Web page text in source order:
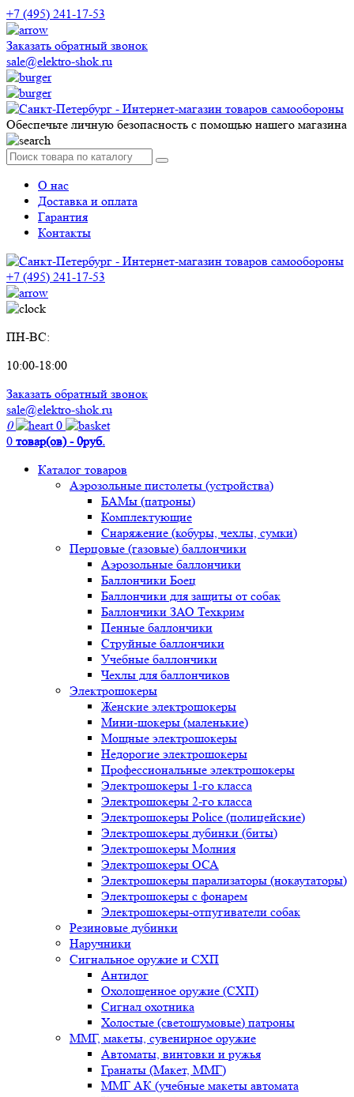
+7 (495) 241-17-53
Заказать обратный звонок
sale@elektro-shok.ru
Обеспечьте личную безопасность с помощью нашего магазина
О нас
Доставка и оплата
Гарантия
Контакты
+7 (495) 241-17-53
ПН-ВС:
10:00-18:00
Заказать обратный звонок
sale@elektro-shok.ru
0
0
0 товар(ов) - 0руб.
Каталог товаров
Аэрозольные пистолеты (устройства)
БАМы (патроны)
Комплектующие
Снаряжение (кобуры, чехлы, сумки)
Перцовые (газовые) баллончики
Аэрозольные баллончики
Баллончики Боец
Баллончики для защиты от собак
Баллончики ЗАО Техкрим
Пенные баллончики
Струйные баллончики
Учебные баллончики
Чехлы для баллончиков
Электрошокеры
Женские электрошокеры
Мини-шокеры (маленькие)
Мощные электрошокеры
Недорогие электрошокеры
Профессиональные электрошокеры
Электрошокеры 1-го класса
Электрошокеры 2-го класса
Электрошокеры Police (полицейские)
Электрошокеры дубинки (биты)
Электрошокеры Молния
Электрошокеры ОСА
Электрошокеры парализаторы (нокаутаторы)
Электрошокеры с фонарем
Электрошокеры-отпугиватели собак
Резиновые дубинки
Наручники
Сигнальное оружие и СХП
Антидог
Охолощенное оружие (СХП)
Сигнал охотника
Холостые (светошумовые) патроны
ММГ, макеты, сувенирное оружие
Автоматы, винтовки и ружья
Гранаты (Макет, ММГ)
ММГ АК (учебные макеты автомата